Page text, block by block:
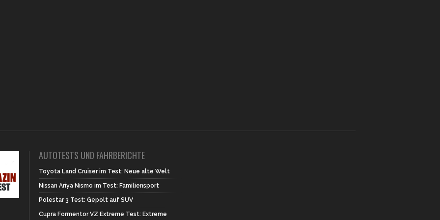
AUTOTESTS UND FAHRBERICHTE
Toyota Land Cruiser im Test: Neue alte Welt
Nissan Ariya Nismo im Test: Familiensport
Polestar 3 Test: Gepolt auf SUV
Cupra Formentor VZ Extreme Test: Extreme